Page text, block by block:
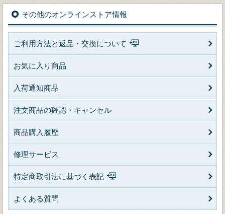
その他のオンラインストア情報
ご利用方法と返品・交換について
お気に入り商品
入荷通知商品
注文商品の確認・キャンセル
商品購入履歴
修理サービス
特定商取引法に基づく表記
よくある質問